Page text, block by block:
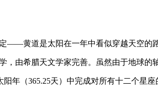
——黄道是太阳在一年中看似穿越天空的
，由希腊天文学家完善。虽然由于地球
阳年（365.25天）中完成对所有十二个星